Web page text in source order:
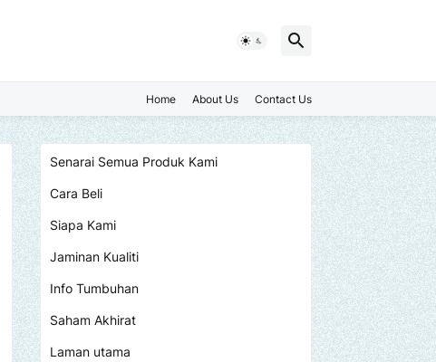
Home About Us Contact Us
Senarai Semua Produk Kami
Cara Beli
Siapa Kami
Jaminan Kualiti
Info Tumbuhan
Saham Akhirat
Laman utama